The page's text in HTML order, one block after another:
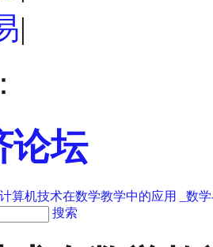
|
论坛
计算机技术在数学教学中的应用 _数
搜索